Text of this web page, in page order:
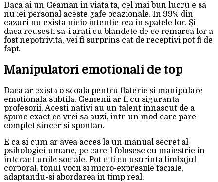
Daca ai un Geaman in viata ta, cel mai bun lucru e sa
nu iei personal aceste gafe ocazionale. In 99% din
cazuri nu exista nicio intentie rea in spatele lor. Și
daca reusesti sa-i arati cu blandete de ce remarca lor a
fost nepotrivita, vei fi surprins cat de receptivi pot fi de
fapt.
Manipulatori emotionali de top
Daca ar exista o scoala pentru flaterie si manipulare
emotionala subtila, Gemenii ar fi cu siguranta
profesorii. Acesti nativi au un talent innascut de a
spune exact ce vrei sa auzi, intr-un mod care pare
complet sincer si spontan.
E ca si cum ar avea acces la un manual secret al
psihologiei umane, pe care-l folosesc cu maiestrie in
interactiunile sociale. Pot citi cu usurinta limbajul
corporal, tonul vocii si micro-expresiile faciale,
adaptandu-si abordarea in timp real.